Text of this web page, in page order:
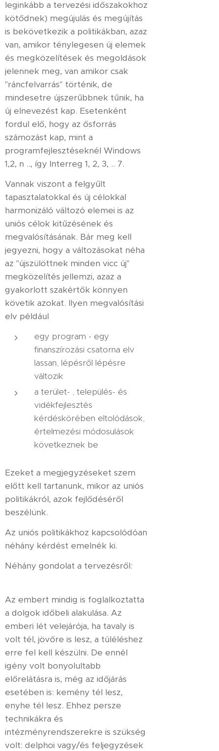
leginkább a tervezési időszakokhoz
kötődnek) megújulás és megújítás
is bekövetkezik a politikákban, azaz
van, amikor ténylegesen új elemek
és megközelítések és megoldások
jelennek meg, van amikor csak
"ráncfelvarrás" történik, de
mindesetre újszerűbbnek tűnik, ha
új elnevezést kap. Esetenként
fordul elő, hogy az ősforrás
számozást kap, mint a
programfejlesztéseknél Windows
1,2, n .., így Interreg 1, 2, 3, .. 7.
Vannak viszont a felgyűlt
tapasztalatokkal és új célokkal
harmonizáló változó elemei is az
uniós célok kitűzésének és
megvalósításának. Bár meg kell
jegyezni, hogy a változásokat néha
az "újszülöttnek minden vicc új"
megközelítés jellemzi, azaz a
gyakorlott szakértők könnyen
követik azokat. Ilyen megvalósítási
elv például
egy program - egy
finanszírozási csatorna elv
lassan, lépésről lépésre
változik
a terület- , település- és
vidékfejlesztés
kérdéskörében eltolódások,
értelmezési módosulások
következnek be
Ezeket a megjegyzéseket szem
előtt kell tartanunk, mikor az uniós
politikákról, azok fejlődéséről
beszélünk.
Az uniós politikákhoz kapcsolódóan
néhány kérdést emelnék ki.
Néhány gondolat a tervezésről:
Az embert mindig is foglalkoztatta
a dolgok időbeli alakulása. Az
emberi lét velejárója, ha tavaly is
volt tél, jövőre is lesz, a túléléshez
erre fel kell készülni. De ennél
igény volt bonyolultabb
előrelátásra is, még az időjárás
esetében is: kemény tél lesz,
enyhe tél lesz. Ehhez persze
technikákra és
intézményrendszerekre is szükség
volt: delphoi vagy/és feljegyzések